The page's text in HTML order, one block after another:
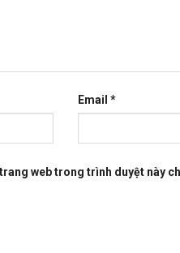
Email *
web trong trình duyệt này